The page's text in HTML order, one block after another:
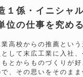
１係・イニシャ
位の仕事を究め
高校からの推薦という
して末広工業に入社、
とからものづくりが
、その思いをそのまま